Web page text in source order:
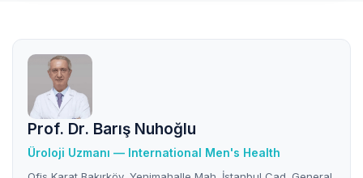
Prof. Dr. Barış Nuhoğlu
Üroloji Uzmanı — International Men's Health